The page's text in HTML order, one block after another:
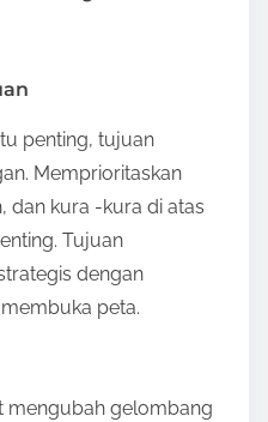
penting, tujuan
Memprioritaskan
dan kura -kura di atas
Tujuan
dengan
peta.
mengubah gelombang